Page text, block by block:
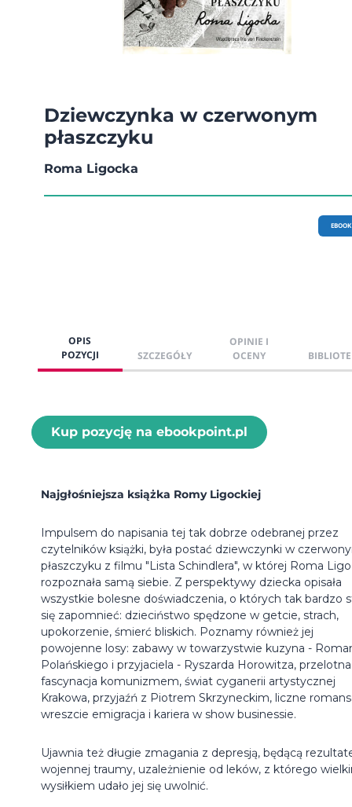
Dziewczynka w czerwonym
płaszczyku
Roma Ligocka
EBOOK
OPIS
POZYCJI
SZCZEGÓŁY
OPINIE I
OCENY
Kup pozycję na ebookpoint.pl
Najgłośniejsza książka Romy Ligockiej
Impulsem do napisania tej tak dobrze odebranej przez
czytelników książki, była postać dziewczynki w
płaszczyku z filmu "Lista Schindlera", w której Roma
rozpoznała samą siebie. Z perspektywy dziecka opisała
wszystkie bolesne doświadczenia, o których tak bardzo
się zapomnieć: dzieciństwo spędzone w getcie, strach,
upokorzenie, śmierć bliskich. Poznamy również jej
powojenne losy: zabawy w towarzystwie kuzyna -
Polańskiego i przyjaciela - Ryszarda Horowitza, przelotna
fascynacja komunizmem, świat cyganerii artystycznej
Krakowa, przyjaźń z Piotrem Skrzyneckim, liczne
wreszcie emigracja i kariera w show businessie.
Ujawnia też długie zmagania z depresją, będącą
wojennej traumy, uzależnienie od leków, z którego
wysiłkiem udało jej się uwolnić.